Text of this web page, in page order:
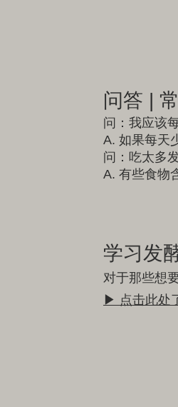
问答 |
问：我应该
A. 如果每天
问：吃太多
A. 有些食物
学习发
对于那些想
▶ 点击此处